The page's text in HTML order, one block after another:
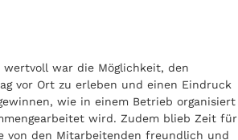
wertvoll war die Möglichkeit, den
vor Ort zu erleben und einen Eindruck
wie in einem Betrieb organisiert
wird. Zudem blieb Zeit für
von den Mitarbeitenden freundlich und